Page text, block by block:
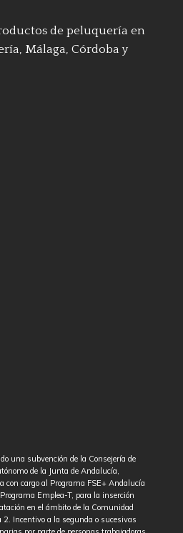
de peluquería en
Málaga, Córdoba y
una subvención de la Consejería de
de la Junta de Andalucía,
con cargo al Programa FSE+ Andalucía
Emplea-T, para la inserción
en el ámbito de la Comunidad
Incentivo a la segunda o sucesivas